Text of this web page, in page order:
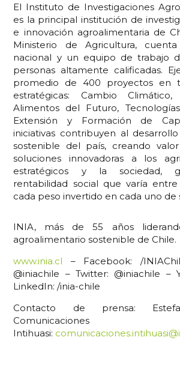
El Instituto de Investigaciones
es la principal institución de
e innovación agroalimentaria de
Ministerio de Agricultura,
nacional y un equipo de trabajo
personas altamente calificadas.
promedio de 400 proyectos en
estratégicas: Cambio Climático,
Alimentos del Futuro,
Extensión y Formación de
iniciativas contribuyen al
sostenible del país, creando
soluciones innovadoras a los
estratégicos y la sociedad,
rentabilidad social que varía entre
cada peso invertido en cada uno de
INIA, más de 55 años
agroalimentario sostenible de Chile.
www.inia.cl – Facebook: /
@iniachile – Twitter: @iniachile –
LinkedIn: /inia-chile
Contacto de prensa:
Intihuasi: